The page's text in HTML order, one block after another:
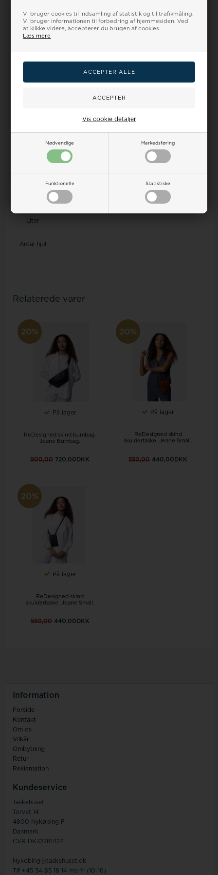
Vi bruger cookies til indsamling af statistik og til trafikmåling.
Vi bruger informationen til forbedring af hjemmesiden. Ved
at klikke videre, accepterer du brugen af cookies.
Læs mere
Nødvendige Markedsføring
Funktionelle Statistiske
Vis cookie detaljer
Skuldertaske
Højde
Liter
Antal hjul
Relaterede varer
20%
På lager
ReDesigned skind bumbag,
Jeane Bumbag.
900,00 720,00DKK
20%
På lager
ReDesigned skind
skuldertaske, Jeane Small.
550,00 440,00DKK
20%
På lager
ReDesigned skind
skuldertaske, Jeane Small.
550,00 440,00DKK
Information
Forside
Kontakt
Om os
Vilkår
Ombytning
Retur
Reklamation
Kundeservice
Taskehuset
Torvet 14
4800 Nykøbing F
Danmark
CVR DK32281427
Nykobing@taskehuset.dk
Tlf +45 54 85 18 14 ma-fr (10-16)